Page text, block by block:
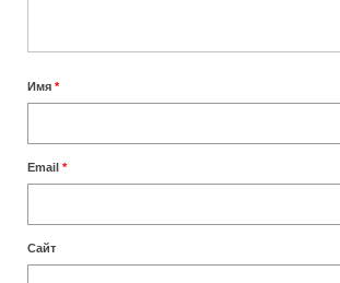
Отели Нунгви
Отели Кендвы
Имя *
Email *
Сайт